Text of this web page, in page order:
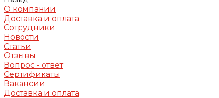
О компании
Доставка и оплата
Сотрудники
Новости
Статьи
Отзывы
Вопрос - ответ
Сертификаты
Вакансии
Доставка и оплата